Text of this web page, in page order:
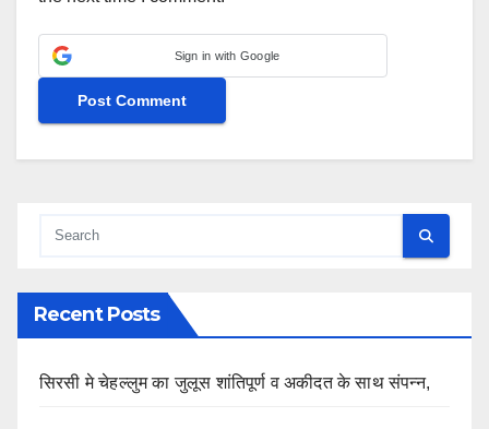
Sign in with Google
Recent Posts
सिरसी मे चेहल्लुम का जुलूस शांतिपूर्ण व अकीदत के साथ संपन्न,